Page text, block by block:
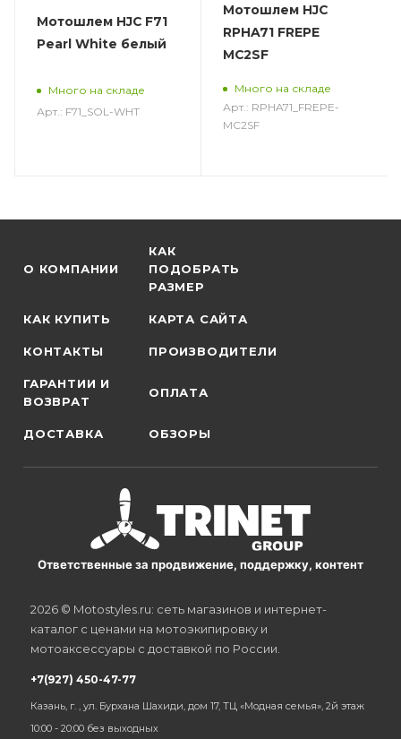
Мотошлем HJC F71
Pearl White белый
Много на складе
Арт.: F71_SOL-WHT
Мотошлем HJC
RPHA71 FREPE
MC2SF
Много на складе
Арт.: RPHA71_FREPE-
MC2SF
О КОМПАНИИ
КАК
ПОДОБРАТЬ
РАЗМЕР
КАК КУПИТЬ КАРТА САЙТА
КОНТАКТЫ ПРОИЗВОДИТЕЛИ
ГАРАНТИИ И
ВОЗВРАТ
ОПЛАТА
ДОСТАВКА ОБЗОРЫ
Ответственные за продвижение, поддержку, контент
2026 © Motostyles.ru: сеть магазинов и интернет-
каталог с ценами на мотоэкипировку и
мотоаксессуары с доставкой по России.
+7(927) 450-47-77
Казань, г. , ул. Бурхана Шахиди, дом 17, ТЦ «Модная семья», 2й этаж
10:00 - 20:00 без выходных